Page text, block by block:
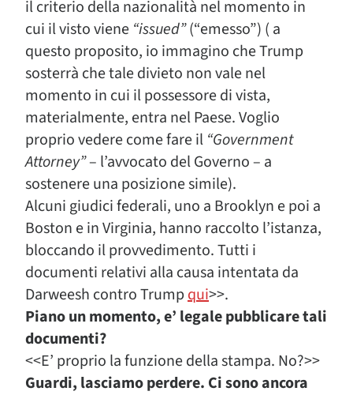
il criterio della nazionalità nel momento in
cui il visto viene “issued”(“emesso”) ( a
questo proposito, io immagino che Trump
sosterrà che tale divieto non vale nel
momento in cui il possessore di vista,
materialmente, entra nel Paese. Voglio
proprio vedere come fare il “Government
Attorney”– l’avvocato del Governo – a
sostenere una posizione simile).
Alcuni giudici federali, uno a Brooklyn e poi a
Boston e in Virginia, hanno raccolto l’istanza,
bloccando il provvedimento. Tutti i
documenti relativi alla causa intentata da
Darweesh contro Trumpqui>>.
Piano un momento, e’ legale pubblicare tali
documenti?
<<E’ proprio la funzione della stampa. No?>>
Guardi, lasciamo perdere. Ci sono ancora